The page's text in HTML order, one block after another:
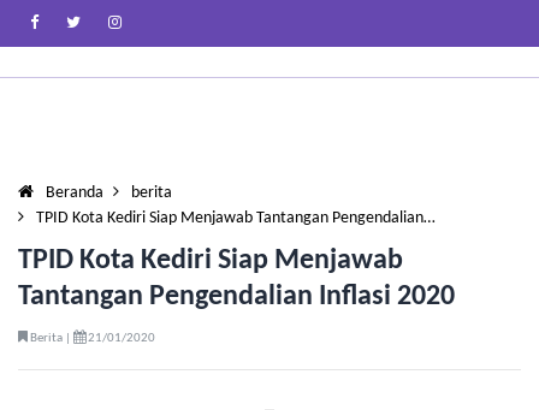
Beranda
berita
TPID Kota Kediri Siap Menjawab Tantangan Pengendalian…
TPID Kota Kediri Siap Menjawab
Tantangan Pengendalian Inflasi 2020
Berita | 21/01/2020